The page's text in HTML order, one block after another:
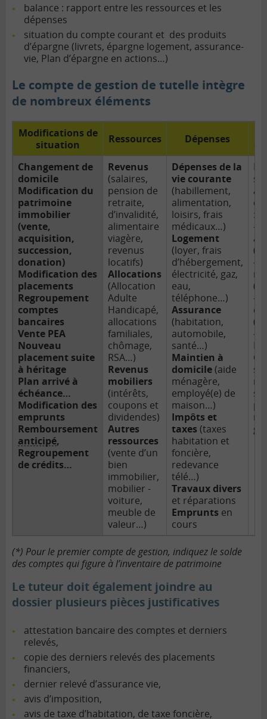
balance : rapport entre les ressources et les
dépenses
situation du compte courant et des produits
d’épargne (livrets, épargne logement, assurance-
vie, Plan d’épargne en actions…)
Le compte de gestion de tutelle intègre
de nombreux éléments
Modifications de
situation
Ressources Dépenses
Changement de
domicile
Modification du
patrimoine
immobilier
(vente,
acquisition,
succession,
donation)
Modification des
placements
Regroupement
comptes
bancaires
Vente PEA
Nouveau
placement suite
à héritage
Plan arrivé à
échéance…
Modification des
emprunts
Remboursement
anticipé,
Regroupement
de crédits…
Revenus
(salaires,
pension de
retraite,
d’invalidité,
alimentaire
viagère,
revenus
locatifs)
Allocations
(Allocation
Adulte
Handicapé,
allocations
familiales,
chômage,
RSA…)
Revenus
mobiliers
(intérêts,
coupons et
dividendes)
Autres
ressources
(vente d’un
bien
immobilier,
mobilier -
voiture,
meuble de
valeur…)
Dépenses de la
vie courante
(habillement,
alimentation,
loisirs, frais
médicaux…)
Logement
(loyer, frais
d’hébergement,
électricité, gaz,
eau,
téléphone…)
Assurance
(habitation,
automobile,
santé…)
Maintien à
domicile(aide
ménagère,
employé(e) de
maison…)
Impôts et
taxes (taxes
habitation et
foncière,
redevance
télé…)
Travaux divers
et réparations
Emprunts en
cours
et
:
–
(*)
–
(A)
–
(B)
–
B)
(*) Pour le premier compte de gestion, indiquez le solde
des comptes qui figure à l’inventaire de patrimoine
Le tuteur doit également joindre au
dossier plusieurs pièces justificatives
attestation bancaire des comptes et derniers
relevés,
copie des derniers relevés des placements
financiers,
dernier relevé d’assurance vie,
avis d’imposition,
avis de taxe d’habitation, de taxe foncière,